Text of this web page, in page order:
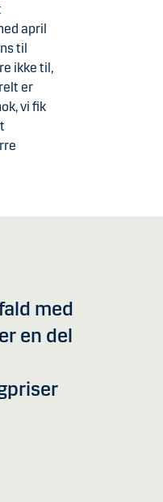
april
til
ikke til,
er
vi fik
med
en del